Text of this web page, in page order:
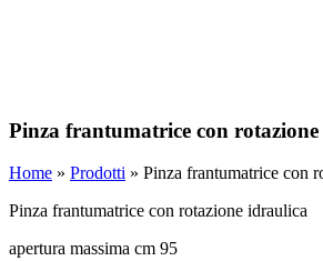
Pinza frantumatrice con
Home » Prodotti » Pinza frantumatrice con
Pinza frantumatrice con rotazione idraulica
apertura massima cm 95